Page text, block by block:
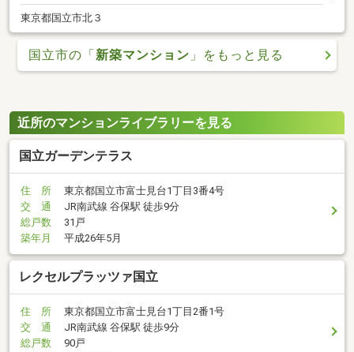
東京都国立市北３
国立市の「新築マンション 」をもっと見る
近所のマンションライブラリーを見る
国立ガーデンテラス
住 所
東京都国立市富士見台1丁目3番4号
交 通
JR南武線 谷保駅 徒歩9分
総戸数
31戸
築年月
平成26年5月
レクセルプラッツァ国立
住 所
東京都国立市富士見台1丁目2番1号
交 通
JR南武線 谷保駅 徒歩9分
総戸数
90戸